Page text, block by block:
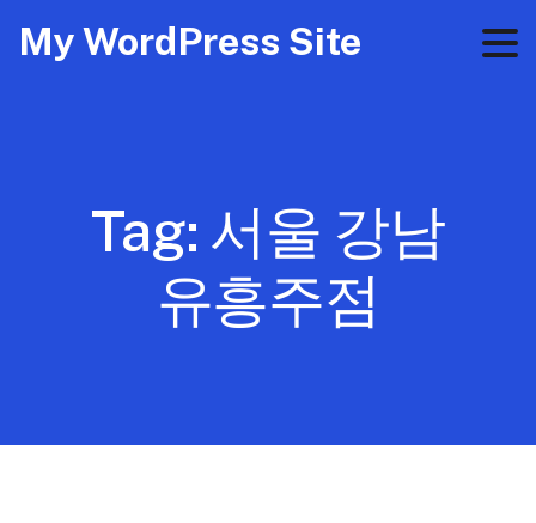
My WordPress Site
Tag: 서울 강남
유흥주점